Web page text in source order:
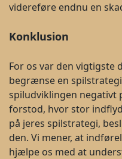
videreføre endnu en
Konklusion
For os var den
begrænse en
spiludviklingen negativt
forstod, hvor stor
på jeres spilstrategi,
den. Vi mener, at
hjælpe os med at